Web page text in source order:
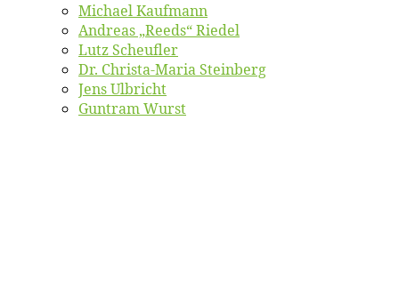
Mi­cha­el Kaufmann
An­dre­as „Reeds“ Riedel
Lutz Scheuf­ler
Dr. Chris­­ta-Ma­ria Steinberg
Jens Ulb­richt
Gun­tram Wurst